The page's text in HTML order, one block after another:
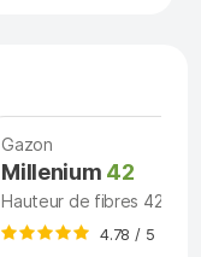
Gazon
Millenium 42
Hauteur de fibres 42 mm.
4.78 / 5